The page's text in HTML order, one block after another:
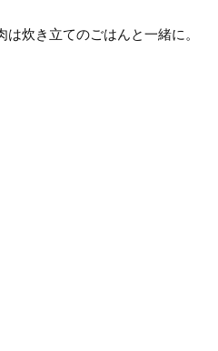
炊き立てのごはんと一緒に。